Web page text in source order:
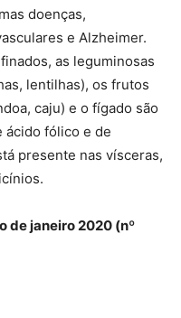
doenças,
e Alzheimer.
as leguminosas
lentilhas), os frutos
caju) e o fígado são
ácido fólico e de
presente nas vísceras,
de janeiro 2020 (nº